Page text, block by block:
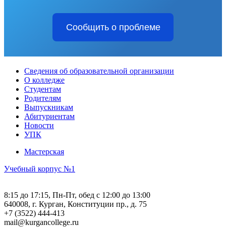
Сообщить о проблеме
Сведения об образовательной организации
О колледже
Студентам
Родителям
Выпускникам
Абитуриентам
Новости
УПК
Мастерская
Учебный корпус №1
8:15 до 17:15, Пн-Пт, обед с 12:00 до 13:00
640008, г. Курган, Конституции пр., д. 75
+7 (3522) 444-413
mail@kurgancollege.ru